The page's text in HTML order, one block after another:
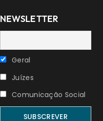
NEWSLETTER
Geral
Juízes
Comunicação Social